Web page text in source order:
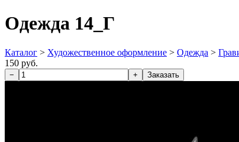
Одежда 14_Г
Каталог > Художественное оформление > Одежда >
150 руб.